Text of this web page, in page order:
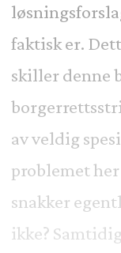
faktisk er.
skiller denne
av veldig
problemet
snakker
ikke?